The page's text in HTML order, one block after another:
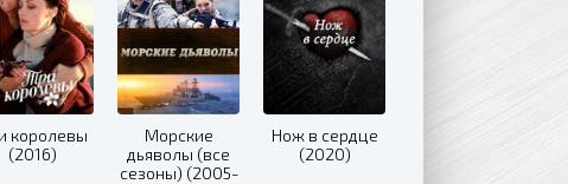
королевы
(2016)
Морские
дьяволы (все
сезоны) (2005-
Нож в сердце
(2020)